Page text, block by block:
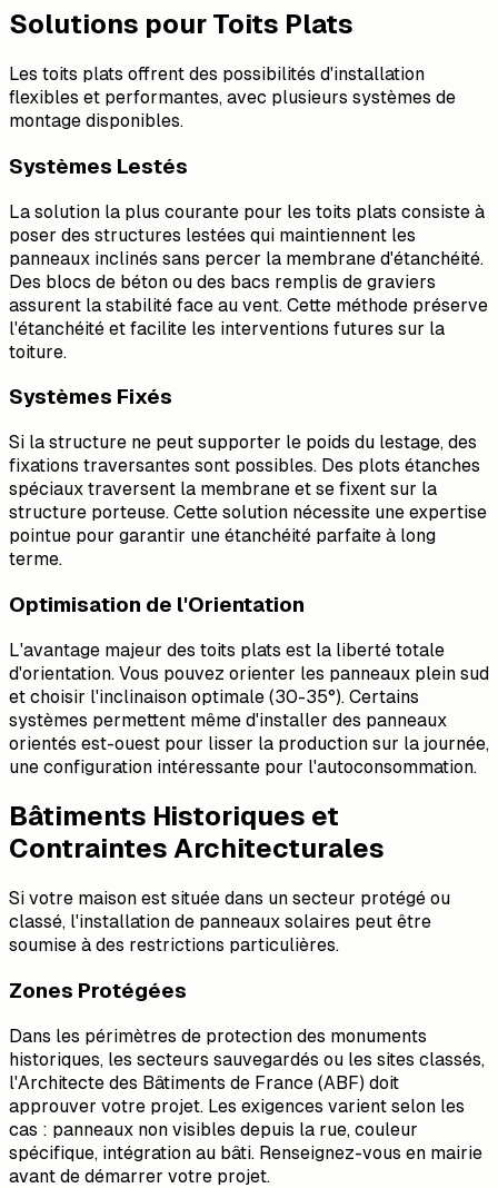
Solutions pour Toits Plats
Les toits plats offrent des possibilités d'installation
flexibles et performantes, avec plusieurs systèmes de
montage disponibles.
Systèmes Lestés
La solution la plus courante pour les toits plats consiste à
poser des structures lestées qui maintiennent les
panneaux inclinés sans percer la membrane d'étanchéité.
Des blocs de béton ou des bacs remplis de graviers
assurent la stabilité face au vent. Cette méthode préserve
l'étanchéité et facilite les interventions futures sur la
toiture.
Systèmes Fixés
Si la structure ne peut supporter le poids du lestage, des
fixations traversantes sont possibles. Des plots étanches
spéciaux traversent la membrane et se fixent sur la
structure porteuse. Cette solution nécessite une expertise
pointue pour garantir une étanchéité parfaite à long
terme.
Optimisation de l'Orientation
L'avantage majeur des toits plats est la liberté totale
d'orientation. Vous pouvez orienter les panneaux plein sud
et choisir l'inclinaison optimale (30-35°). Certains
systèmes permettent même d'installer des panneaux
orientés est-ouest pour lisser la production sur la journée,
une configuration intéressante pour l'autoconsommation.
Bâtiments Historiques et
Contraintes Architecturales
Si votre maison est située dans un secteur protégé ou
classé, l'installation de panneaux solaires peut être
soumise à des restrictions particulières.
Zones Protégées
Dans les périmètres de protection des monuments
historiques, les secteurs sauvegardés ou les sites classés,
l'Architecte des Bâtiments de France (ABF) doit
approuver votre projet. Les exigences varient selon les
cas : panneaux non visibles depuis la rue, couleur
spécifique, intégration au bâti. Renseignez-vous en mairie
avant de démarrer votre projet.